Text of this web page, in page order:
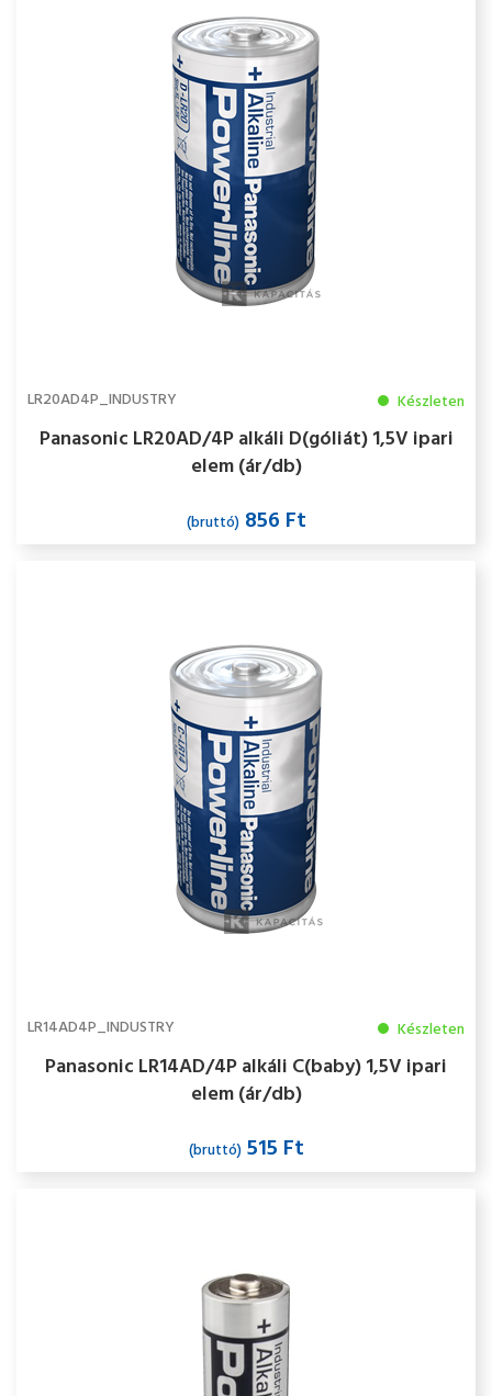
LR20AD4P_INDUSTRY Készleten
Panasonic LR20AD/4P alkáli D(góliát) 1,5V ipari
elem (ár/db)
(bruttó)856 Ft
LR14AD4P_INDUSTRY Készleten
Panasonic LR14AD/4P alkáli C(baby) 1,5V ipari
elem (ár/db)
(bruttó)515 Ft